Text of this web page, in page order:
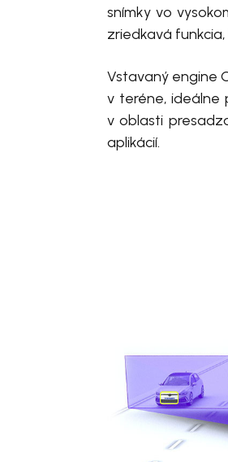
snímky vo
zriedkavá
Vstavaný engine
v teréne, ideálne
v oblasti
aplikácií.